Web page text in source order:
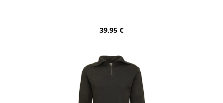
Regulärer Preis:
39,95 €